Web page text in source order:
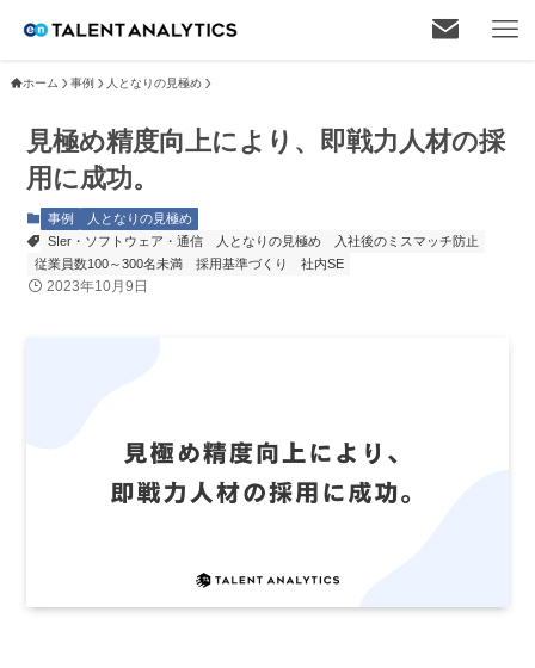
ホーム 事例 人となりの見極め
見極め精度向上により、即戦力人材の採
用に成功。
事例
人となりの見極め
SIer・ソフトウェア・通信
人となりの見極め
入社後のミスマッチ防止
従業員数100～300名未満
採用基準づくり 社内SE
2023年10月9日